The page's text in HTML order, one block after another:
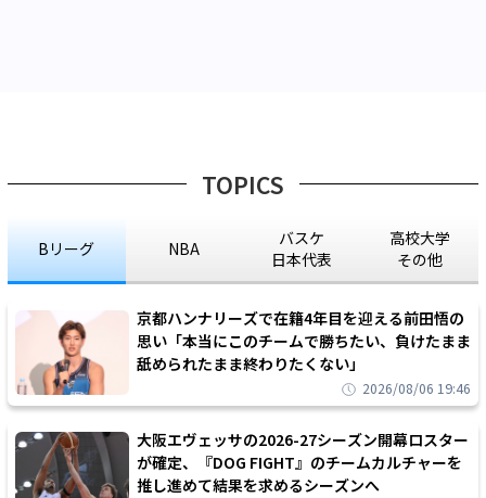
TOPICS
Bリーグ NBA
バスケ
日本代表
高校大学
その他
京都ハンナリーズで在籍4年目を迎える前田悟の
思い「本当にこのチームで勝ちたい、負けたまま
舐められたまま終わりたくない」
2026/08/06 19:46
大阪エヴェッサの2026-27シーズン開幕ロスター
が確定、『DOG FIGHT』のチームカルチャーを
推し進めて結果を求めるシーズンへ